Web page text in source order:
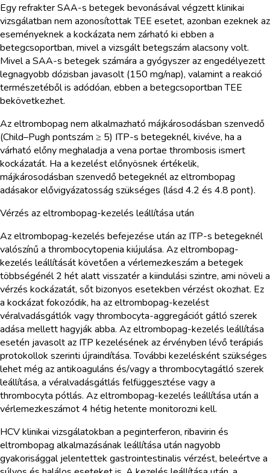
Egy refrakter SAA-s betegek bevonásával végzett klinikai
vizsgálatban nem azonosítottak TEE esetet, azonban ezeknek az
eseményeknek a kockázata nem zárható ki ebben a
betegcsoportban, mivel a vizsgált betegszám alacsony volt.
Mivel a SAA-s betegek számára a gyógyszer az engedélyezett
legnagyobb dózisban javasolt (150 mg/nap), valamint a reakció
természetéből is adódóan, ebben a betegcsoportban TEE
bekövetkezhet.
Az eltrombopag nem alkalmazható májkárosodásban szenvedő
(Child–Pugh pontszám ≥ 5) ITP-s betegeknél, kivéve, ha a
várható előny meghaladja a vena portae thrombosis ismert
kockázatát. Ha a kezelést előnyösnek értékelik,
májkárosodásban szenvedő betegeknél az eltrombopag
adásakor elővigyázatosság szükséges (lásd 4.2 és 4.8 pont).
Vérzés az eltrombopag-kezelés leállítása után
Az eltrombopag-kezelés befejezése után az ITP-s betegeknél
valószínű a thrombocytopenia kiújulása. Az eltrombopag-
kezelés leállítását követően a vérlemezkeszám a betegek
többségénél 2 hét alatt visszatér a kiindulási szintre, ami növeli a
vérzés kockázatát, sőt bizonyos esetekben vérzést okozhat. Ez
a kockázat fokozódik, ha az eltrombopag-kezelést
véralvadásgátlók vagy thrombocyta-aggregációt gátló szerek
adása mellett hagyják abba. Az eltrombopag-kezelés leállítása
esetén javasolt az ITP kezelésének az érvényben lévő terápiás
protokollok szerinti újraindítása. További kezelésként szükséges
lehet még az antikoaguláns és/vagy a thrombocytagátló szerek
leállítása, a véralvadásgátlás felfüggesztése vagy a
thrombocyta pótlás. Az eltrombopag-kezelés leállítása után a
vérlemezkeszámot 4 hétig hetente monitorozni kell.
HCV klinikai vizsgálatokban a peginterferon, ribavirin és
eltrombopag alkalmazásának leállítása után nagyobb
gyakorisággal jelentettek gastrointestinalis vérzést, beleértve a